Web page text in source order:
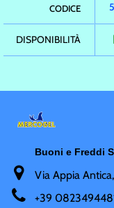
CODICE
DISPONIBILITÀ
Buoni e Freddi
Via Appia
+39